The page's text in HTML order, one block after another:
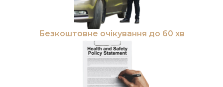
Безкоштовне очікування до 60 хв